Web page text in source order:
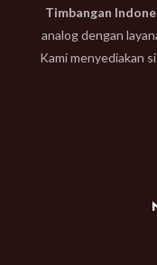
Timbangan
analog dengan
Kami menyediakan